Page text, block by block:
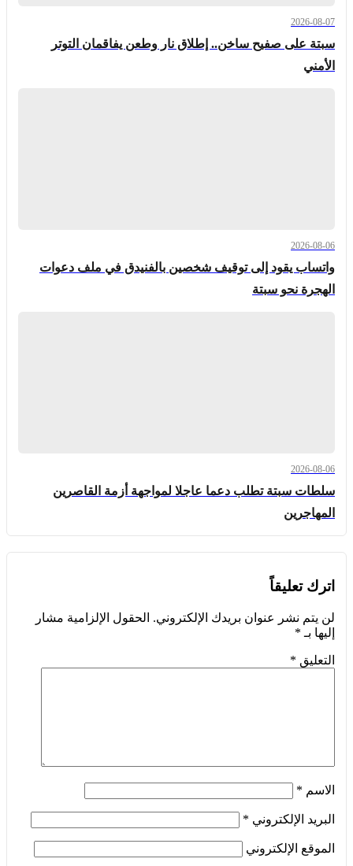
2026-08-07
سبتة على صفيح ساخن.. إطلاق نار وطعن يفاقمان التوتر
الأمني
2026-08-06
واتساب يقود إلى توقيف شخصين بالفنيدق في ملف دعوات
الهجرة نحو سبتة
2026-08-06
سلطات سبتة تطلب دعما عاجلا لمواجهة أزمة القاصرين
المهاجرين
اترك تعليقاً
لن يتم نشر عنوان بريدك الإلكتروني. الحقول الإلزامية مشار
إليها بـ *
التعليق *
الاسم *
البريد الإلكتروني *
الموقع الإلكتروني